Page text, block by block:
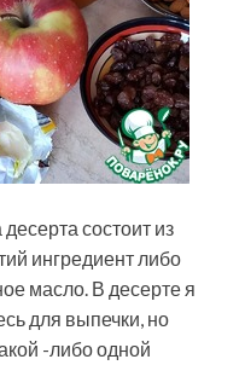
состоит из
ингредиент либо
масло. В десерте я
для выпечки, но
-либо одной